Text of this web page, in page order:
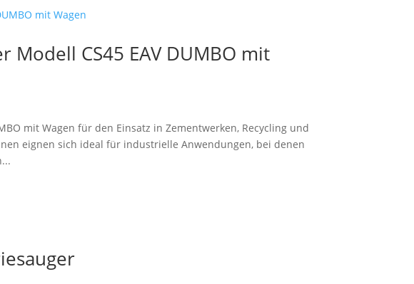
CS45 EAV DUMBO mit
mit Wagen für den Einsatz in Zementwerken, Recycling und
eignen sich ideal für industrielle Anwendungen, bei denen